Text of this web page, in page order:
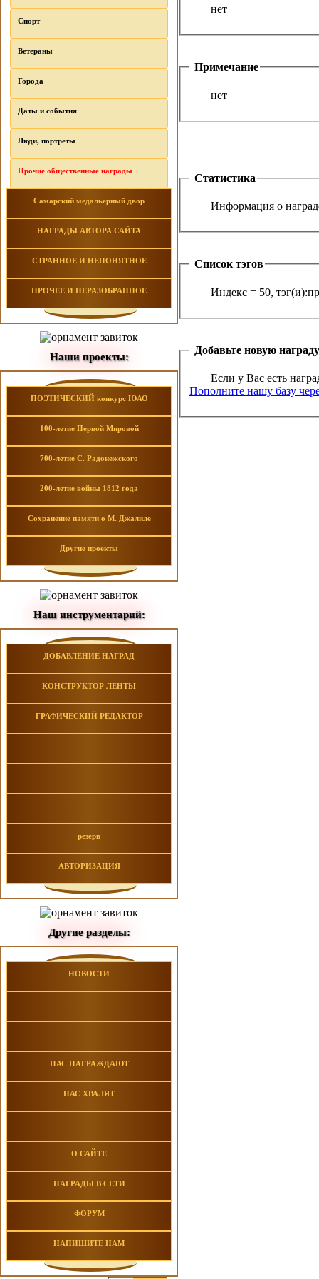
Спорт
Ветераны
Города
Даты и события
Люди, портреты
Прочие общественные награды
Самарский медальерный двор
НАГРАДЫ АВТОРА САЙТА
СТРАННОЕ И НЕПОНЯТНОЕ
ПРОЧЕЕ И НЕРАЗОБРАННОЕ
Наши проекты:
ПОЭТИЧЕСКИЙ конкурс ЮАО
100-летие Первой Мировой
700-летие С. Радонежского
200-летие войны 1812 года
Сохранение памяти о М. Джалиле
Другие проекты
Наш инструментарий:
ДОБАВЛЕНИЕ НАГРАД
КОНСТРУКТОР ЛЕНТЫ
ГРАФИЧЕСКИЙ РЕДАКТОР
резерв
АВТОРИЗАЦИЯ
Другие разделы:
НОВОСТИ
НАС НАГРАЖДАЮТ
НАС ХВАЛЯТ
О САЙТЕ
НАГРАДЫ В СЕТИ
ФОРУМ
НАПИШИТЕ НАМ
нет
Примечание
нет
Статистика
Информация о
Список тэгов
Индекс = 50,
Добавьте новую награду
Если у Вас есть
Пополните нашу базу